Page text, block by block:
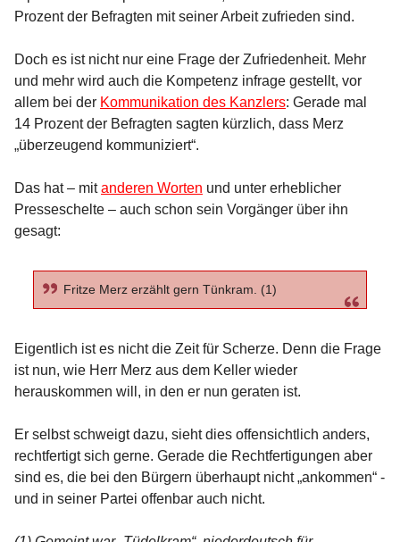
Prozent der Befragten mit seiner Arbeit zufrieden sind.
Doch es ist nicht nur eine Frage der Zufriedenheit. Mehr
und mehr wird auch die Kompetenz infrage gestellt, vor
allem bei der Kommunikation des Kanzlers: Gerade mal
14 Prozent der Befragten sagten kürzlich, dass Merz
„überzeugend kommuniziert“.
Das hat – mitanderen Worten und unter erheblicher
Presseschelte – auch schon sein Vorgänger über ihn
gesagt:
Fritze Merz erzählt gern Tünkram. (1)
Eigentlich ist es nicht die Zeit für Scherze. Denn die Frage
ist nun, wie Herr Merz aus dem Keller wieder
herauskommen will, in den er nun geraten ist.
Er selbst schweigt dazu, sieht dies offensichtlich anders,
rechtfertigt sich gerne. Gerade die Rechtfertigungen aber
sind es, die bei den Bürgern überhaupt nicht „ankommen“ -
und in seiner Partei offenbar auch nicht.